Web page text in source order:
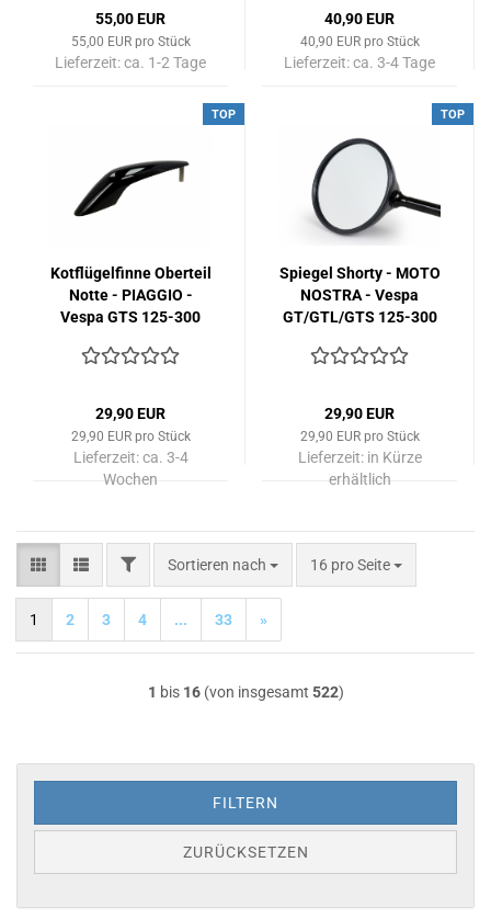
55,00 EUR
55,00 EUR pro Stück
Lieferzeit:ca. 1-2 Tage
schwarz-glänzend
40,90 EUR
40,90 EUR pro Stück
Lieferzeit:ca. 3-4 Tage
TOP
Kotflügelfinne Oberteil
Notte - PIAGGIO -
Vespa GTS 125-300
schwarz-glänzend
29,90 EUR
29,90 EUR pro Stück
Lieferzeit:ca. 3-4
Wochen
TOP
Spiegel Shorty - MOTO
NOSTRA - Vespa
GT/GTL/GTS 125-300
schwarz-seidenmatt
29,90 EUR
29,90 EUR pro Stück
Lieferzeit: in Kürze
erhältlich
FILTERSortieren nach
Sortieren nach 16 pro Seite
pro Seite
1 2 3 4 ... 33 »
1 bis 16(von insgesamt 522)
FILTERN
ZURÜCKSETZEN